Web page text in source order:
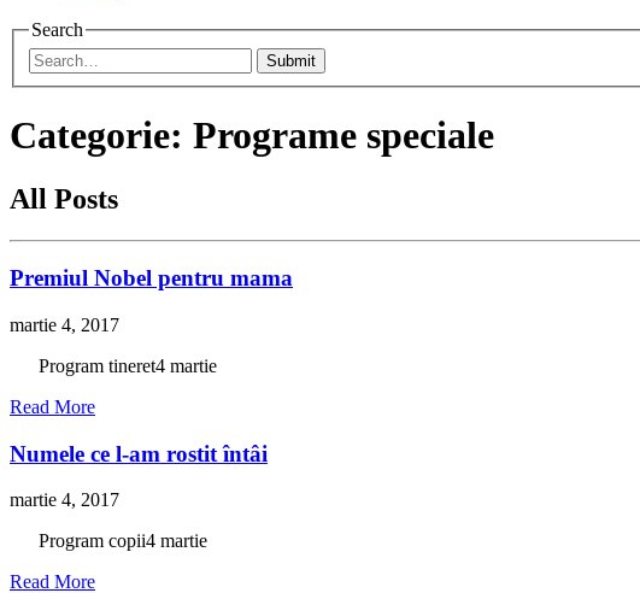
Search
Submit
Categorie: Programe speciale
All Posts
Premiul Nobel pentru mama
martie 4, 2017
Program tineret4 martie
Read More
Numele ce l-am rostit întâi
martie 4, 2017
Program copii4 martie
Read More